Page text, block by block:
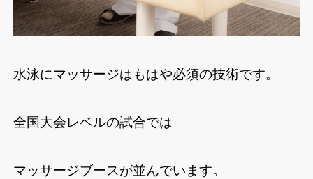
水泳にマッサージはもはや必須の技術です。
全国大会レベルの試合では
マッサージブースが並んでいます。